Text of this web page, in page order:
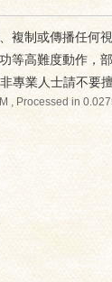
複制或傳播任何
等高難度動作，
專業人士請不要
, Processed in